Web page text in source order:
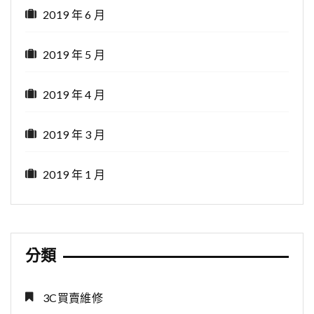
2019 年 6 月
2019 年 5 月
2019 年 4 月
2019 年 3 月
2019 年 1 月
分類
3C買賣維修